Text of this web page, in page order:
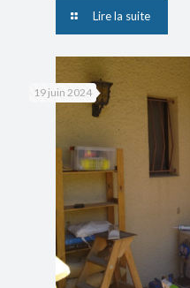
Lire la suite
19 juin 2024